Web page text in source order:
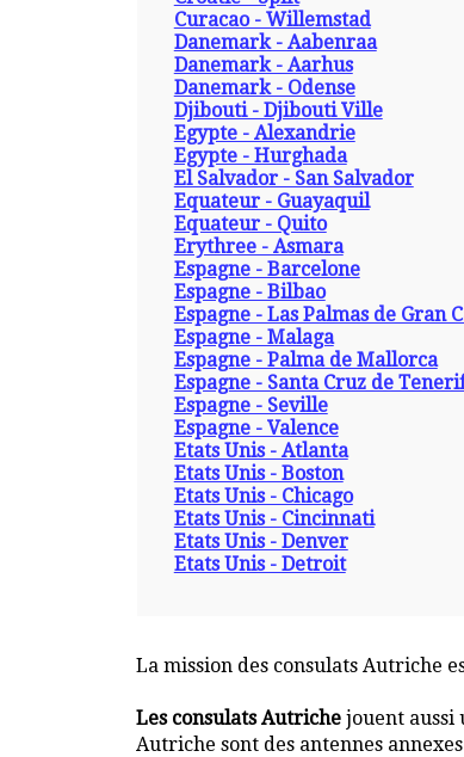
Curacao - Willemstad
Danemark - Aabenraa
Danemark - Aarhus
Danemark - Odense
Djibouti - Djibouti Ville
Egypte - Alexandrie
Egypte - Hurghada
El Salvador - San Salvador
Equateur - Guayaquil
Equateur - Quito
Erythree - Asmara
Espagne - Barcelone
Espagne - Bilbao
Espagne - Las Palmas de Gran
Espagne - Malaga
Espagne - Palma de Mallorca
Espagne - Santa Cruz de
Espagne - Seville
Espagne - Valence
Etats Unis - Atlanta
Etats Unis - Boston
Etats Unis - Chicago
Etats Unis - Cincinnati
Etats Unis - Denver
Etats Unis - Detroit
La mission des consulats Autriche
Les consulats Autriche jouent aussi
Autriche sont des antennes